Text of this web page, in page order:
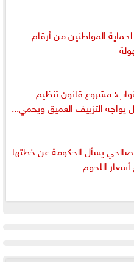
المواطنين من أرقام
مشروع قانون تنظيم
يواجه التزييف العميق ويحمي...
يسأل الحكومة عن خطتها
أسعار اللحوم